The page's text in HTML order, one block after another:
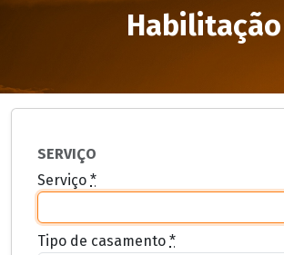
Habilitação
SERVIÇO
Serviço *
Tipo de casamento *